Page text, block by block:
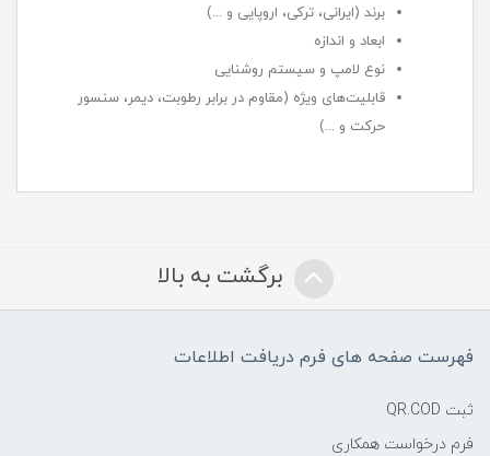
برند (ایرانی، ترکی، اروپایی و ...)
ابعاد و اندازه
نوع لامپ و سیستم روشنایی
قابلیت‌های ویژه (مقاوم در برابر رطوبت، دیمر، سنسور
حرکت و ...)
برگشت به بالا
فهرست صفحه های فرم دریافت اطلاعات
ثبت QR.COD
فرم درخواست همکاری